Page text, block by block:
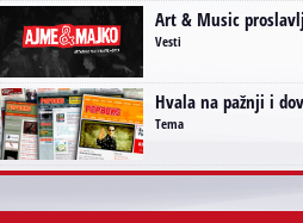
Art & Music
Vesti
Hvala na pažnji i
Tema